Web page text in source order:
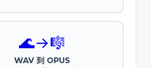
🌊→🎼
WAV 到 OPUS